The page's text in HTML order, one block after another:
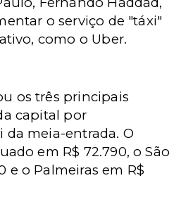
o serviço de "táxi"
como o Uber.
os três principais
capital por
meia-entrada. O
em R$ 72.790, o São
e o Palmeiras em R$